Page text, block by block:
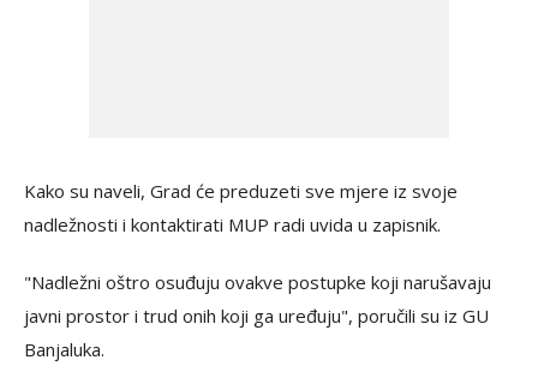
Kako su naveli, Grad će preduzeti sve mjere iz svoje
nadležnosti i kontaktirati MUP radi uvida u zapisnik.
"Nadležni oštro osuđuju ovakve postupke koji narušavaju
javni prostor i trud onih koji ga uređuju", poručili su iz GU
Banjaluka.